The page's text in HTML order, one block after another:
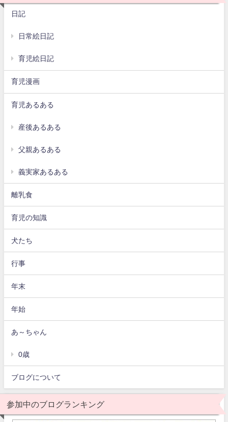
日記
日常絵日記
育児絵日記
育児漫画
育児あるある
産後あるある
父親あるある
義実家あるある
離乳食
育児の知識
犬たち
行事
年末
年始
あ～ちゃん
0歳
ブログについて
参加中のブログランキング